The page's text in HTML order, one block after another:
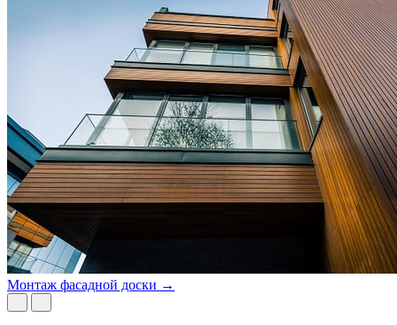
Монтаж фасадной доски →